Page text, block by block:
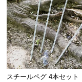
敷きたい場所
ハサミやカッタ
たい場所に合わ
スチールペグ 4本セット